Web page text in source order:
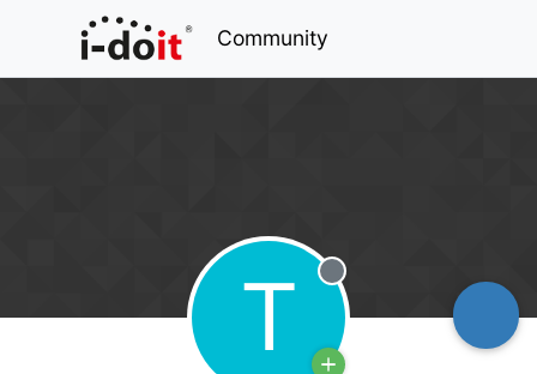
Community
T Offline